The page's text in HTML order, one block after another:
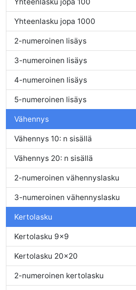
Yhteenlasku jopa 1000
2-numeroinen lisäys
3-numeroinen lisäys
4-numeroinen lisäys
5-numeroinen lisäys
Vähennys
Vähennys 10: n sisällä
Vähennys 20: n sisällä
2-numeroinen vähennyslasku
3-numeroinen vähennyslasku
Kertolasku
Kertolasku 9x9
Kertolasku 20x20
2-numeroinen kertolasku